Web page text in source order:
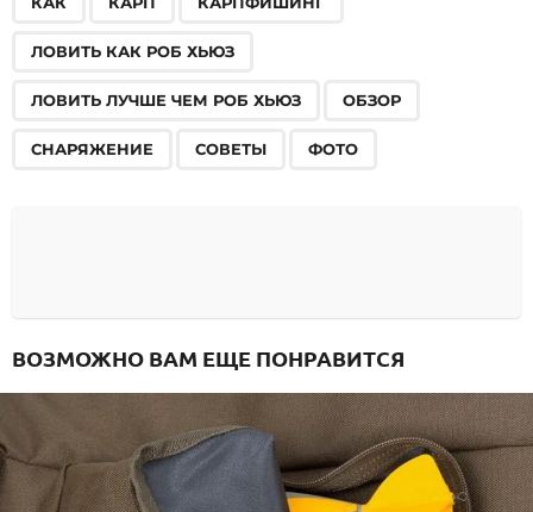
ЛОВИТЬ КАК РОБ ХЬЮЗ
ЛОВИТЬ ЛУЧШЕ ЧЕМ РОБ ХЬЮЗ ОБЗОР
СНАРЯЖЕНИЕ СОВЕТЫ ФОТО
ВОЗМОЖНО ВАМ ЕЩЕ ПОНРАВИТСЯ